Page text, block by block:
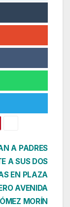
A PADRES
A SUS DOS
EN PLAZA
AVENIDA
MORÍN